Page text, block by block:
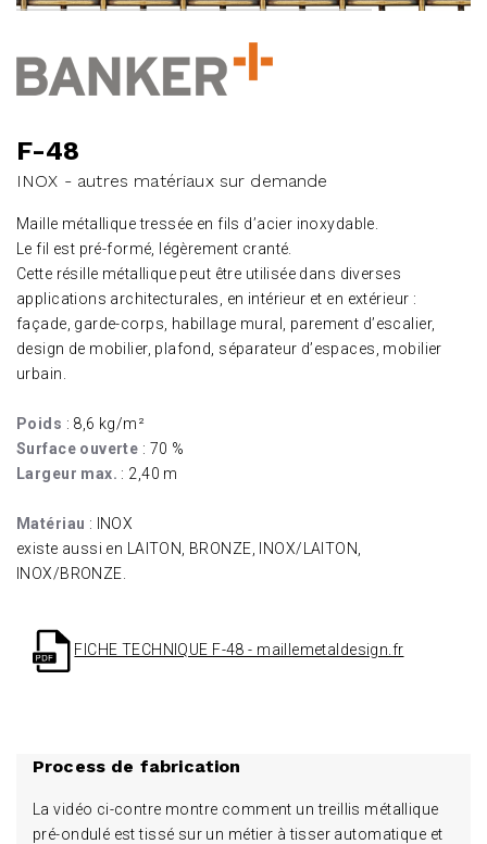
F-48
INOX - autres matériaux sur demande
Maille métallique tressée en fils d’acier inoxydable.
Le fil est pré-formé, légèrement cranté.
Cette résille métallique peut être utilisée dans diverses
applications architecturales, en intérieur et en extérieur :
façade, garde-corps, habillage mural, parement d’escalier,
design de mobilier, plafond, séparateur d’espaces, mobilier
urbain.
Poids : 8,6 kg/m²
Surface ouverte : 70 %
Largeur max. : 2,40 m
Matériau : INOX
existe aussi en LAITON, BRONZE, INOX/LAITON,
INOX/BRONZE.
FICHE TECHNIQUE F-48 - maillemetaldesign.fr
Process de fabrication
La vidéo ci-contre montre comment un treillis métallique
pré-ondulé est tissé sur un métier à tisser automatique et